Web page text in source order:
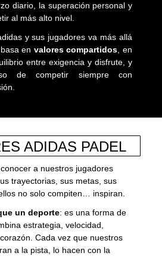
diario, la superación personal y
al más alto nivel.
y sus jugadores va más allá
en valores compartidos , en
entre exigencia y disfrute, y
de competir siempre con
ADIDAS PADEL
a nuestros jugadores
trayectorias, sus metas, sus
no solo compiten… inspiran.
un deporte: es una forma de
estrategia, velocidad,
Cada vez que nuestros
a la pista, lo hacen con la